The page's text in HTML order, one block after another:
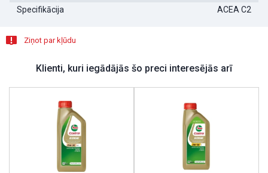
Specifikācija
ACEA C2
Ziņot par kļūdu
Klienti, kuri iegādājās šo preci interesējās arī